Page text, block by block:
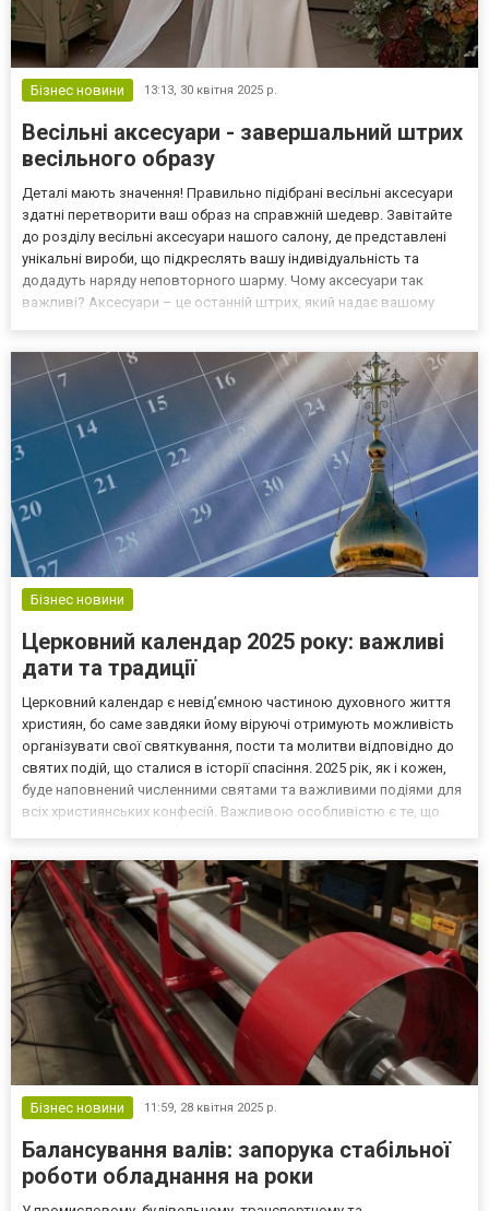
Бізнес новини 13:13, 30 квітня 2025 р.
Весільні аксесуари - завершальний штрих
весільного образу
Деталі мають значення! Правильно підібрані весільні аксесуари
здатні перетворити ваш образ на справжній шедевр. Завітайте
до розділу весільні аксесуари нашого салону, де представлені
унікальні вироби, що підкреслять вашу індивідуальність та
додадуть наряду неповторного шарму. Чому аксесуари так
важливі? Аксесуари – це останній штрих, який надає вашому
Бізнес новини
Церковний календар 2025 року: важливі
дати та традиції
Церковний календар є невід’ємною частиною духовного життя
християн, бо саме завдяки йому віруючі отримують можливість
організувати свої святкування, пости та молитви відповідно до
святих подій, що сталися в історії спасіння. 2025 рік, як і кожен,
буде наповнений численними святами та важливими подіями для
всіх християнських конфесій. Важливою особливістю є те, що
Бізнес новини 11:59, 28 квітня 2025 р.
Балансування валів: запорука стабільної
роботи обладнання на роки